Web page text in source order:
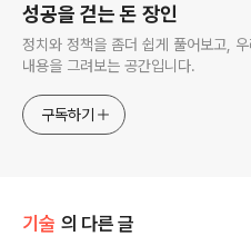
성공을 걷는 돈 장인
정치와 정책을 좀더 쉽게 풀어보고,
내용을 그려보는 공간입니다.
구독하기
기술 의 다른 글